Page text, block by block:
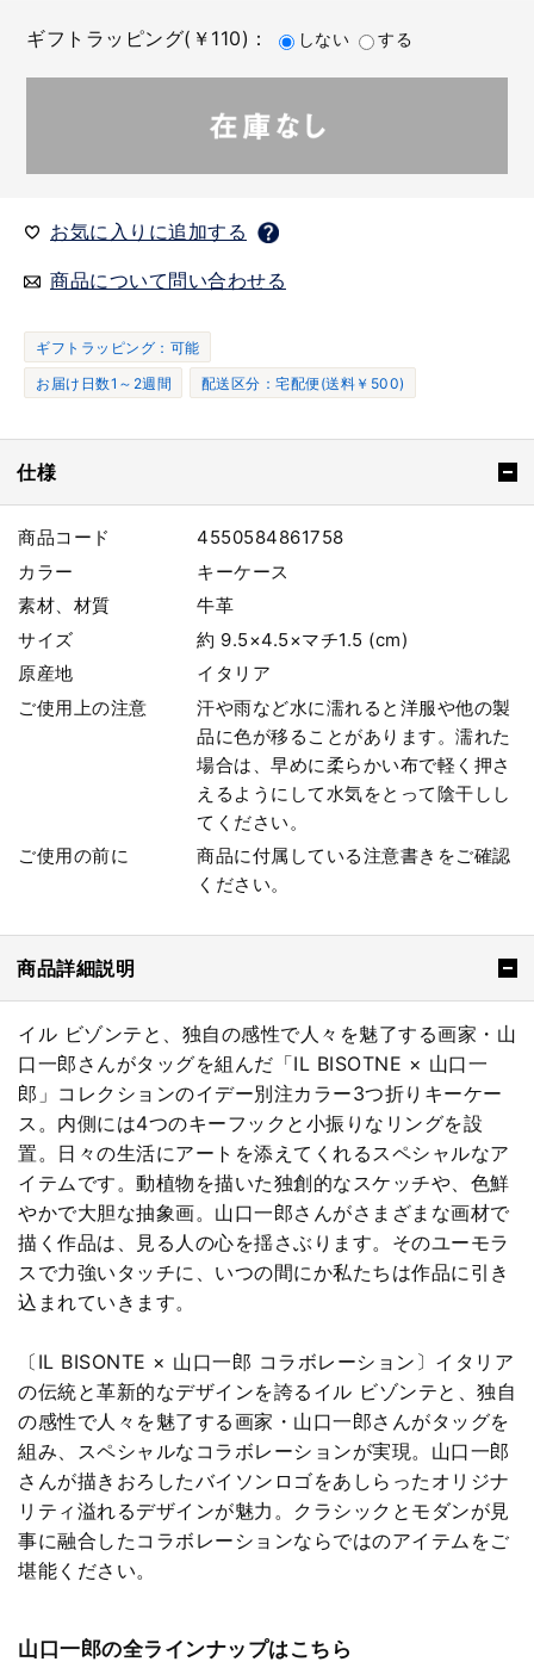
ギフトラッピング(￥110)： しない する
お気に入りに追加する
商品について問い合わせる
ギフトラッピング：可能
お届け日数1～2週間
配送区分：宅配便(送料￥500)
仕様
商品コード
4550584861758
カラー
キーケース
素材、材質
牛革
サイズ
約 9.5×4.5×マチ1.5 (cm)
原産地
イタリア
ご使用上の注意
汗や雨など水に濡れると洋服や他の製
品に色が移ることがあります。濡れた
場合は、早めに柔らかい布で軽く押さ
えるようにして水気をとって陰干しし
てください。
ご使用の前に
商品に付属している注意書きをご確認
ください。
商品詳細説明
イル ビゾンテと、独自の感性で人々を魅了する画家・山
口一郎さんがタッグを組んだ「IL BISOTNE × 山口一
郎」コレクションのイデー別注カラー3つ折りキーケー
ス。内側には4つのキーフックと小振りなリングを設
置。日々の生活にアートを添えてくれるスペシャルなア
イテムです。動植物を描いた独創的なスケッチや、色鮮
やかで大胆な抽象画。山口一郎さんがさまざまな画材で
描く作品は、見る人の心を揺さぶります。そのユーモラ
スで力強いタッチに、いつの間にか私たちは作品に引き
込まれていきます。
〔IL BISONTE × 山口一郎 コラボレーション〕イタリア
の伝統と革新的なデザインを誇るイル ビゾンテと、独自
の感性で人々を魅了する画家・山口一郎さんがタッグを
組み、スペシャルなコラボレーションが実現。山口一郎
さんが描きおろしたバイソンロゴをあしらったオリジナ
リティ溢れるデザインが魅力。クラシックとモダンが見
事に融合したコラボレーションならではのアイテムをご
堪能ください。
山口一郎の全ラインナップはこちら